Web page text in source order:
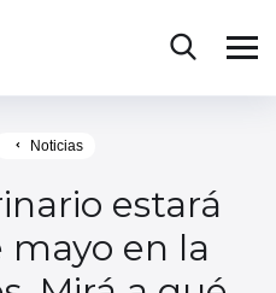
Noticias
estará
mayo en la